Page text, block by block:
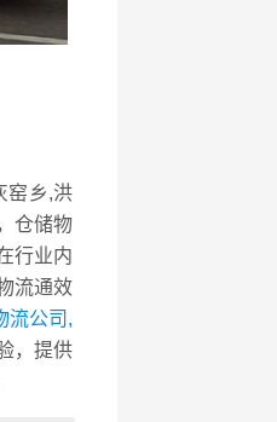
窑乡,洪
仓储物
行业内
流通效
流公司,
，提供